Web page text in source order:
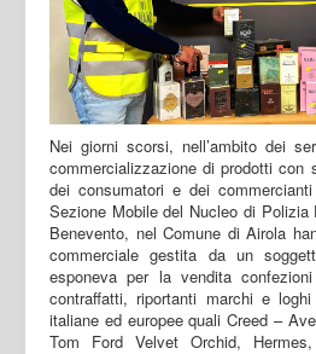
Nei giorni scorsi, nell’ambito dei
commercializzazione di prodotti
dei consumatori e dei
Sezione Mobile del Nucleo di Polizia
Benevento, nel Comune di Airola
commerciale gestita da un
esponeva per la vendita
contraffatti, riportanti marchi e
italiane ed europee quali Creed –
Tom Ford Velvet Orchid,